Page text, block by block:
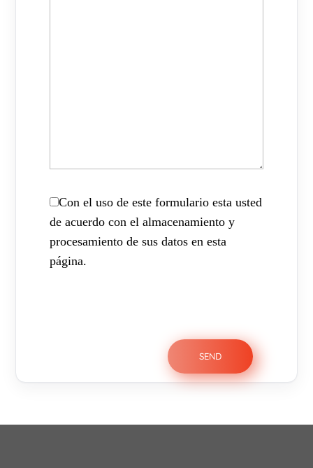
Con el uso de este formulario esta usted
de acuerdo con el almacenamiento y
procesamiento de sus datos en esta
página.